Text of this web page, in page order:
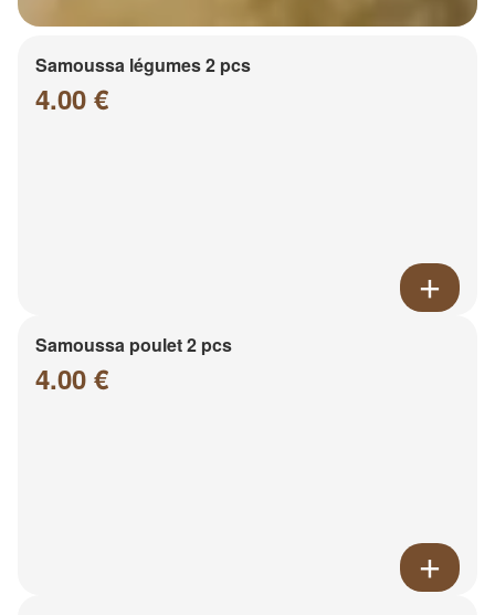
Samoussa légumes 2 pcs
4.00 €
Samoussa poulet 2 pcs
4.00 €